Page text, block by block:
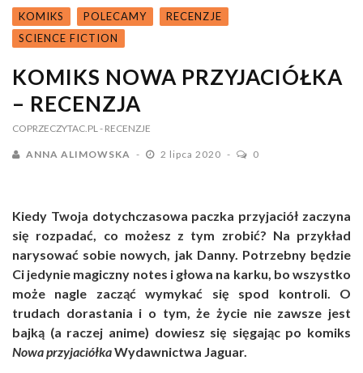
KOMIKS POLECAMY
RECENZJE
SCIENCE FICTION
KOMIKS NOWA PRZYJACIÓŁKA
– RECENZJA
COPRZECZYTAC.PL - RECENZJE
ANNA ALIMOWSKA 2 lipca 2020 0
Kiedy Twoja dotychczasowa paczka przyjaciół zaczyna
się rozpadać, co możesz z tym zrobić? Na przykład
narysować sobie nowych, jak Danny. Potrzebny będzie
Ci jedynie magiczny notes i głowa na karku, bo wszystko
może nagle zacząć wymykać się spod kontroli. O
trudach dorastania i o tym, że życie nie zawsze jest
bajką (a raczej anime) dowiesz się sięgając po komiks
Nowa przyjaciółkaWydawnictwa Jaguar.